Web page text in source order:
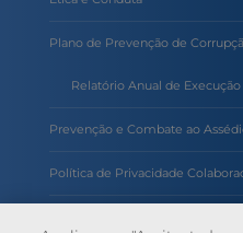
Plano de Prevenção de
Relatório Anual de Execução
Prevenção e Combate ao
Política de Privacidade